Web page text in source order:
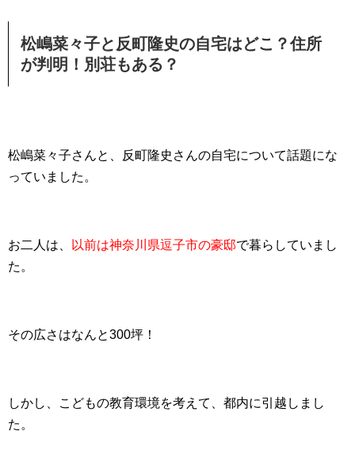
松嶋菜々子と反町隆史の自宅はどこ？住所
が判明！別荘もある？
松嶋菜々子さんと、反町隆史さんの自宅について話題にな
っていました。
お二人は、 以前は神奈川県逗子市の豪邸で暮らしていまし
た。
その広さはなんと300坪！
しかし、こどもの教育環境を考えて、都内に引越しまし
た。